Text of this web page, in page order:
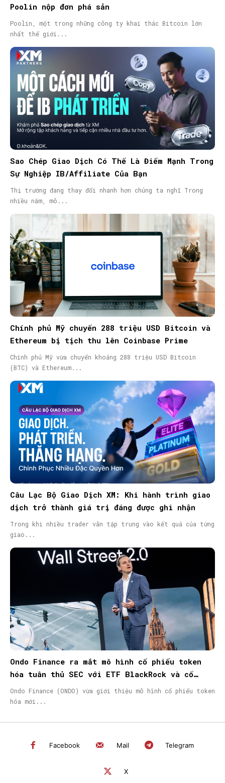
Poolin nộp đơn phá sản
Poolin, một trong những công ty khai thác Bitcoin lớn
nhất thế giới...
Sao Chép Giao Dịch Có Thể Là Điểm Mạnh Trong
Sự Nghiệp IB/Affiliate Của Bạn
Thị trường đang thay đổi nhanh hơn chúng ta nghĩ Trong
nhiều năm, mô...
Chính phủ Mỹ chuyển 288 triệu USD Bitcoin và
Ethereum bị tịch thu lên Coinbase Prime
Chính phủ Mỹ vừa chuyển khoảng 288 triệu USD Bitcoin
(BTC) và Ethereum...
Câu Lạc Bộ Giao Dịch XM: Khi hành trình giao
dịch trở thành giá trị đáng được ghi nhận
Trong khi nhiều trader vẫn tập trung vào kết quả của từng
giao...
Ondo Finance ra mắt mô hình cổ phiếu token
hóa tuân thủ SEC với ETF BlackRock và cổ
phiếu Micron
Ondo Finance (ONDO) vừa giới thiệu mô hình cổ phiếu token
hóa mới...
Facebook Mail Telegram
X